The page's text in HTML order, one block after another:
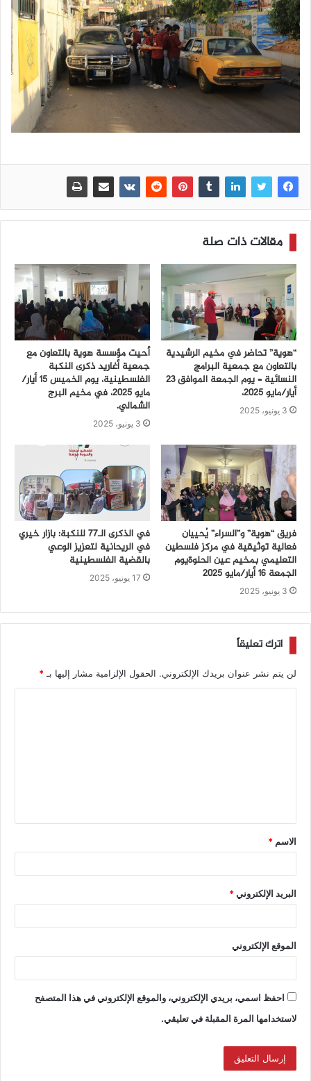
مقالات ذات صلة
“هوية” تحاضر في مخيم الرشيدية
بالتعاون مع جمعية البرامج
النسائية – يوم الجمعة الموافق 23
أيار/مايو 2025،
3 يونيو، 2025
أحيت مؤسسة هوية بالتعاون مع
جمعية أغاريد ذكرى النكبة
الفلسطينية، يوم الخميس 15 أيار/
مايو 2025، في مخيم البرج
الشمالي.
3 يونيو، 2025
فريق “هوية” و”السراء” يُحييان
فعالية توثيقية في مركز فلسطين
التعليمي بمخيم عين الحلوةيوم
الجمعة 16 أيار/مايو 2025
3 يونيو، 2025
في الذكرى الـ77 للنكبة: بازار خيري
في الريحانية لتعزيز الوعي
بالقضية الفلسطينية
17 يونيو، 2025
اترك تعليقاً
لن يتم نشر عنوان بريدك الإلكتروني. الحقول الإلزامية مشار إليها بـ*
الاسم *
البريد الإلكتروني*
الموقع الإلكتروني
احفظ اسمي، بريدي الإلكتروني، والموقع الإلكتروني في هذا المتصفح
لاستخدامها المرة المقبلة في تعليقي.